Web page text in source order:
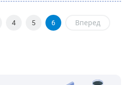
4 5 6 Вперед